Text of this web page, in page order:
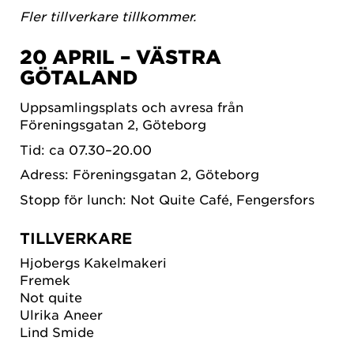
Fler tillverkare tillkommer.
20 APRIL – VÄSTRA
GÖTALAND
Uppsamlingsplats och avresa från
Föreningsgatan 2, Göteborg
Tid: ca 07.30–20.00
Adress: Föreningsgatan 2, Göteborg
Stopp för lunch: Not Quite Café, Fengersfors
TILLVERKARE
Hjobergs Kakelmakeri
Fremek
Not quite
Ulrika Aneer
Lind Smide